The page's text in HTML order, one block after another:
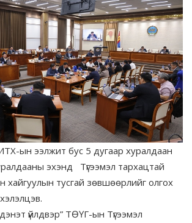
ын ээлжит бус 5 дугаар хуралдаан
эхэнд Түгээмэл тархацтай
хайгуулын тусгай зөвшөөрлийг олгох
үйлдвэр” ТӨҮГ-ын Түгээмэл